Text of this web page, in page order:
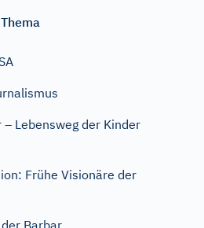
Lebensweg der Kinder
Frühe Visionäre der
Barbar